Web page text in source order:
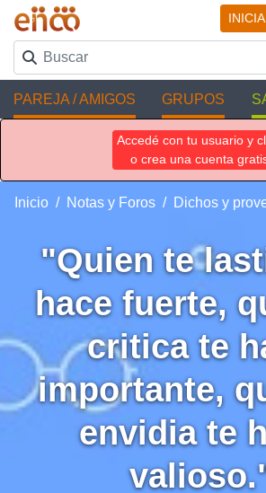
PAREJA / AMIGOS GRUPOS
Accedé con tu usuario y
o crea una cuenta
Inicio Notas y Foros Dichos y
"Quien te
hace fuerte,
critica te
importante,
envidia te